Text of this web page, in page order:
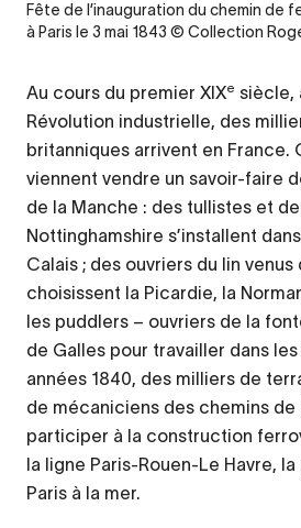
Legende
Fête de l’inauguration du chemin de
à Paris le 3 mai 1843 © Collection
Au cours du premier XIXe siècle,
Révolution industrielle, des
britanniques arrivent en France.
viennent vendre un savoir-faire
de la Manche : des tullistes et
Nottinghamshire s’installent
Calais ; des ouvriers du lin venus
choisissent la Picardie, la
les puddlers – ouvriers de la
de Galles pour travailler dans
années 1840, des milliers de
de mécaniciens des chemins de
participer à la construction
la ligne Paris-Rouen-Le Havre,
Paris à la mer.